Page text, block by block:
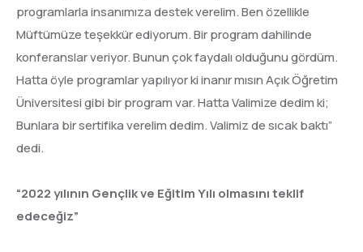
programlarla insanımıza destek verelim. Ben özellikle
Müftümüze teşekkür ediyorum. Bir program dahilinde
konferanslar veriyor. Bunun çok faydalı olduğunu gördüm.
Hatta öyle programlar yapılıyor ki inanır mısın Açık Öğretim
Üniversitesi gibi bir program var. Hatta Valimize dedim ki;
Bunlara bir sertifika verelim dedim. Valimiz de sıcak baktı”
dedi.
“2022 yılının Gençlik ve Eğitim Yılı olmasını teklif
edeceğiz”